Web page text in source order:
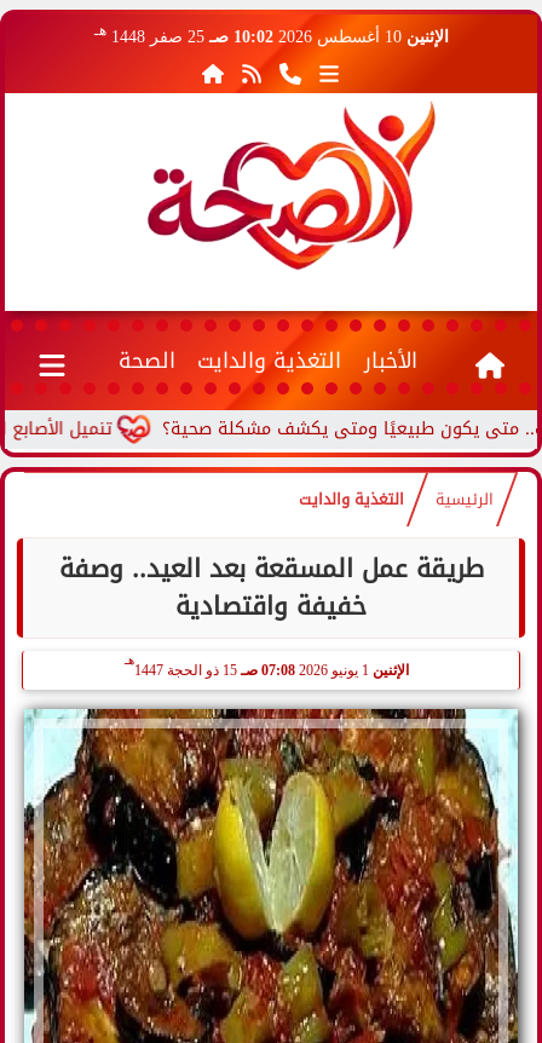
الإثنين 10 أغسطس 2026 10:02 صـ 25 صفر 1448 هـ
الأخبار التغذية والدايت الصحة
تنميل الأصابع طبيعيًا ومتى يكشف مشكلة صحية؟
الرئيسية التغذية والدايت
طريقة عمل المسقعة بعد العيد.. وصفة
خفيفة واقتصادية
الإثنين 07:08 صـ 15 ذو الحجة 1447
هـ